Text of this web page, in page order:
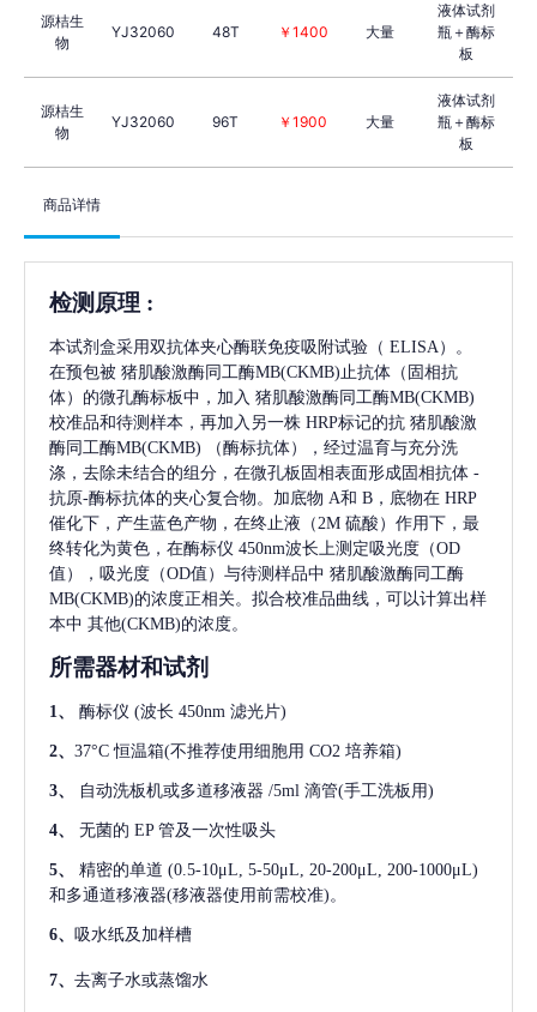
源桔生
物
YJ32060 48T ￥1400 大量
液体试剂
瓶＋酶标
板
源桔生
物
YJ32060 96T ￥1900 大量
液体试剂
瓶＋酶标
板
商品详情
检测原理 :
本试剂盒采用双抗体夹心酶联免疫吸附试验（ ELISA）。
在预包被 猪肌酸激酶同工酶MB(CKMB)止抗体（固相抗
体）的微孔酶标板中，加入 猪肌酸激酶同工酶MB(CKMB)
校准品和待测样本，再加入另一株 HRP标记的抗 猪肌酸激
酶同工酶MB(CKMB)
（酶标抗体），经过温育与充分洗
涤，去除未结合的组分，在微孔板固相表面形成固相抗体 -
抗原-酶标抗体的夹心复合物。加底物 A和 B，底物在 HRP
催化下，产生蓝色产物，在终止液（2M 硫酸）作用下，最
终转化为黄色，在酶标仪 450nm波长上测定吸光度（OD
值），吸光度（OD值）与待测样品中 猪肌酸激酶同工酶
MB(CKMB)的浓度正相关。拟合校准品曲线，可以计算出样
本中 其他(CKMB)的浓度。
所需器材和试剂
1、 酶标仪 (波长 450nm 滤光片)
2、 37°C 恒温箱(不推荐使用细胞用 CO2 培养箱)
3、 自动洗板机或多道移液器 /5ml 滴管(手工洗板用)
4、 无菌的 EP 管及一次性吸头
5、 精密的单道 (0.5-10μL, 5-50μL, 20-200μL, 200-1000μL)
和多通道移液器(移液器使用前需校准)。
6、 吸水纸及加样槽
7、 去离子水或蒸馏水